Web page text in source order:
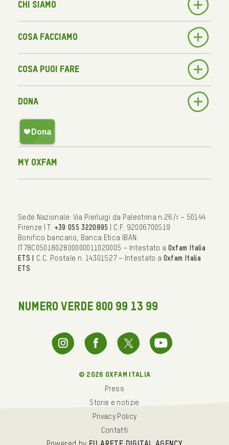
Chi siamo
Cosa facciamo
Cosa puoi fare
Dona
My Oxfam
Sede Nazionale: Via Pierluigi da Palestrina n.26/r – 50144
Firenze | T. +39 055 3220895
| C.F. 92006700519
Bonifico bancario, Banca Etica IBAN:
IT78C0501802800000011020005 – Intestato a Oxfam Italia
ETS | C.C. Postale n. 14301527 – Intestato a Oxfam Italia
ETS
NUMERO VERDE 800 99 13 99
© 2026 oxfam italia
Press
Storie e notizie
Privacy Policy
Contatti